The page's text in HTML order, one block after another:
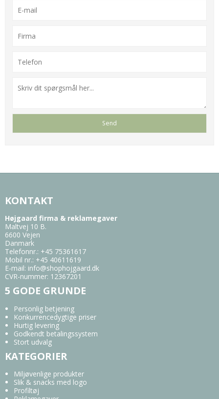
KONTAKT
Højgaard firma & reklamegaver
Maltvej 10 B.
6600 Vejen
Danmark
Telefonnr.: +45 75361617
Mobil nr.: +45 40611619
E-mail: info@shophojgaard.dk
CVR-nummer: 12367201
5 GODE GRUNDE
Personlig betjening
Konkurrencedygtige priser
Hurtig levering
Godkendt betalingssystem
Stort udvalg
KATEGORIER
Miljøvenlige produkter
Slik & snacks med logo
Profiltøj